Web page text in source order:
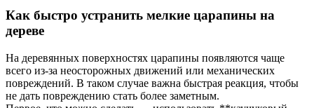
Как быстро устранить мелкие царапины на
дереве
На деревянных поверхностях царапины появляются чаще
всего из-за неосторожных движений или механических
повреждений. В таком случае важна быстрая реакция, чтобы
не дать повреждению стать более заметным.